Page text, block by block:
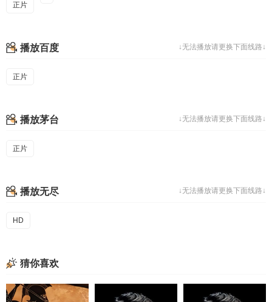
正片
↓无法播放请更换下面线路↓
播放百度
正片
↓无法播放请更换下面线路↓
播放茅台
正片
↓无法播放请更换下面线路↓
播放无尽
HD
猜你喜欢